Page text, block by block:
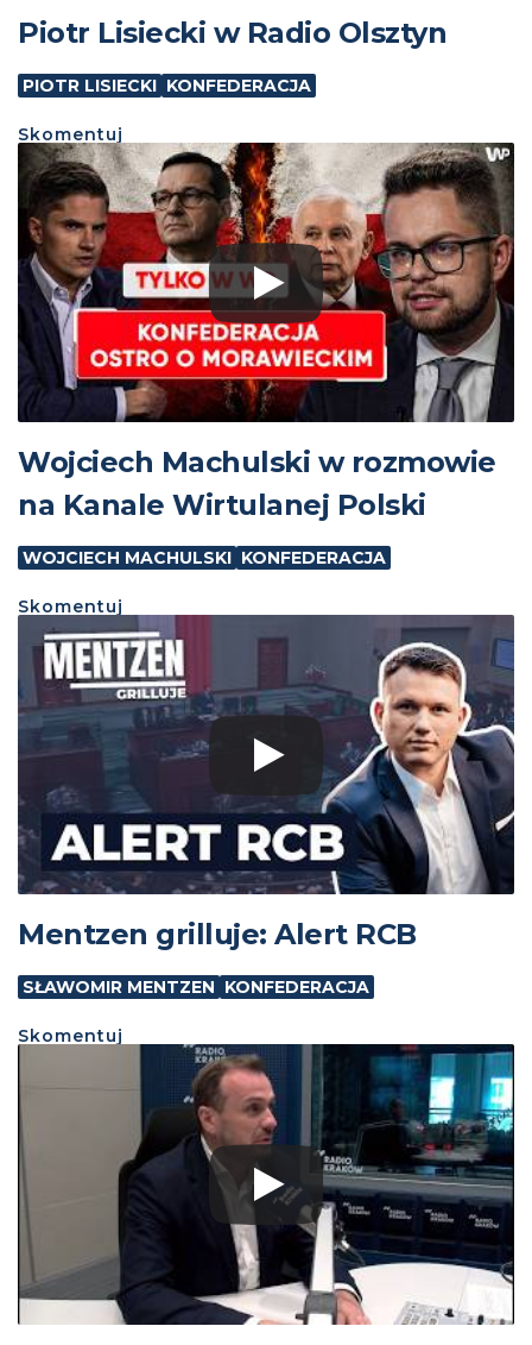
Piotr Lisiecki w Radio Olsztyn
PIOTR LISIECKI KONFEDERACJA
Skomentuj
Wojciech Machulski w rozmowie
na Kanale Wirtulanej Polski
WOJCIECH MACHULSKI KONFEDERACJA
Skomentuj
Mentzen grilluje: Alert RCB
SŁAWOMIR MENTZEN KONFEDERACJA
Skomentuj